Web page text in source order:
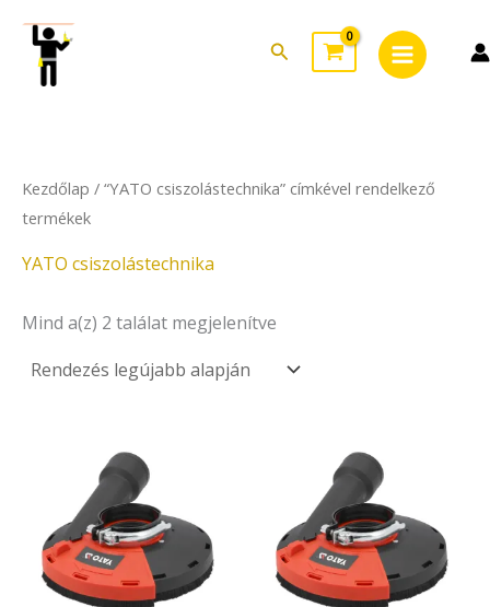
content
Search
Menu
Kezdőlap / “YATO csiszolástechnika” címkével rendelkező
termékek
YATO csiszolástechnika
Mind a(z) 2 találat megjelenítve
latest